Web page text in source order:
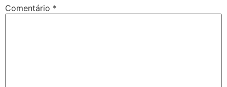
Comentário *